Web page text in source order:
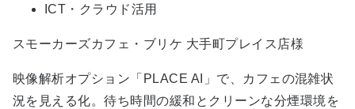
ICT・クラウド活用
スモーカーズカフェ・ブリケ 大手町プレイス店様
映像解析オプション「PLACE AI」で、カフェの混雑状
況を見える化。待ち時間の緩和とクリーンな分煙環境を